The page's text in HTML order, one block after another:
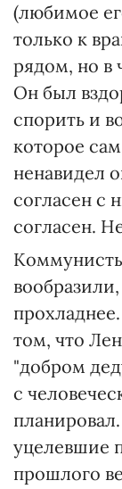
(любимое
только к
рядом, но в
Он был
спорить и
которое
ненавидел
согласен с
согласен.
том, что
"добром
с
уцелевшие
прошлого